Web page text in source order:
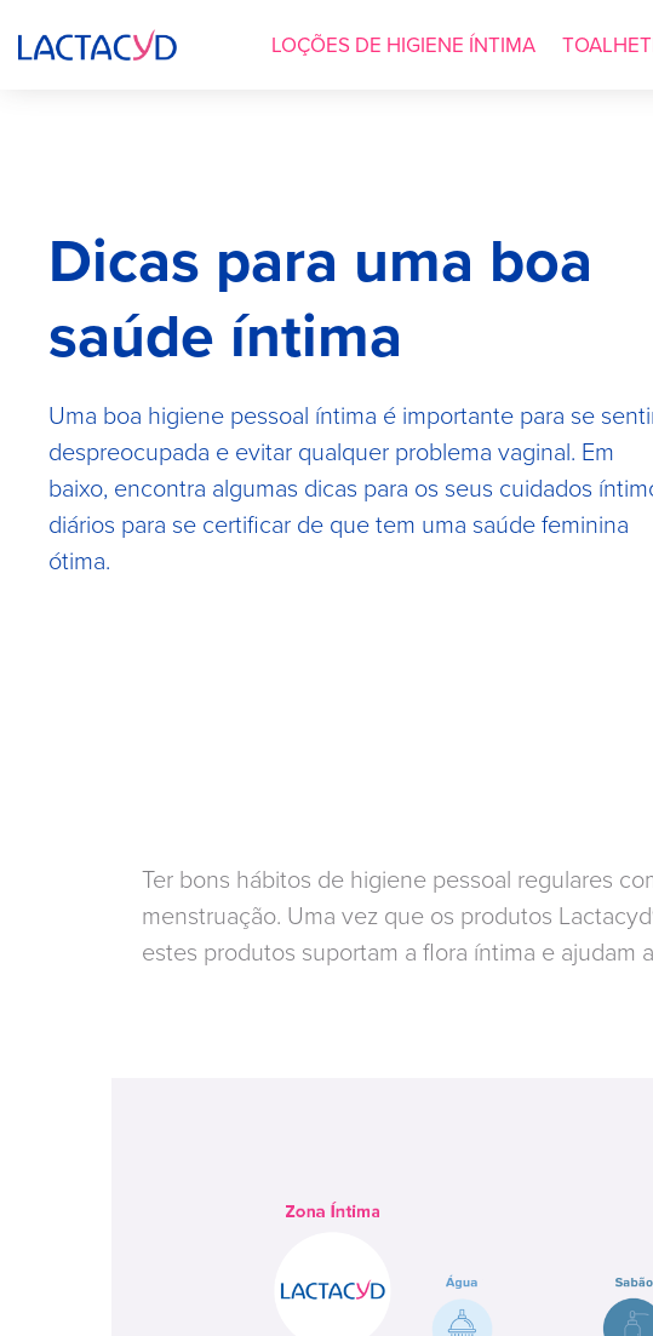
main
Image
Main
navigation
LOÇÕES DE HIGIENE ÍNTIMA
Dicas para uma boa
saúde íntima
Uma boa higiene pessoal íntima é importante para se
despreocupada e evitar qualquer problema vaginal. Em
baixo, encontra algumas dicas para os seus cuidados
diários para se certificar de que tem uma saúde feminina
ótima.
Ter bons hábitos de higiene pessoal regulares
menstruação. Uma vez que os produtos
estes produtos suportam a flora íntima e ajudam